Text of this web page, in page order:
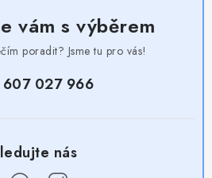
vám s výběrem
poradit? Jsme tu pro vás!
607 027 966